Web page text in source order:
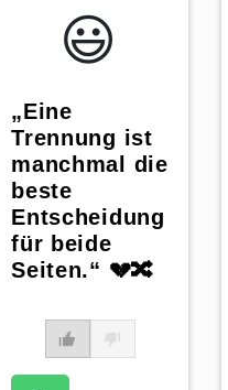
😃️
„Eine
Trennung ist
manchmal die
beste
Entscheidung
für beide
Seiten.“ 💔🔀